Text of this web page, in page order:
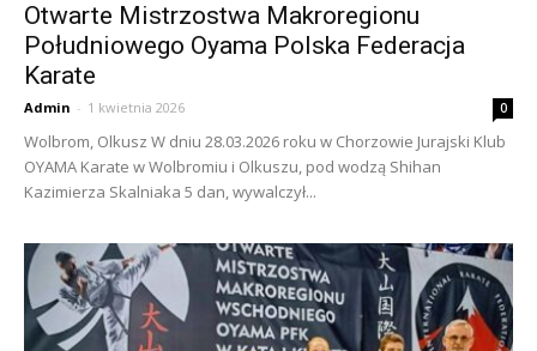
Otwarte Mistrzostwa Makroregionu
Południowego Oyama Polska Federacja
Karate
Admin - 1 kwietnia 2026 0
Wolbrom, Olkusz W dniu 28.03.2026 roku w Chorzowie Jurajski Klub
OYAMA Karate w Wolbromiu i Olkuszu, pod wodzą Shihan
Kazimierza Skalniaka 5 dan, wywalczył...